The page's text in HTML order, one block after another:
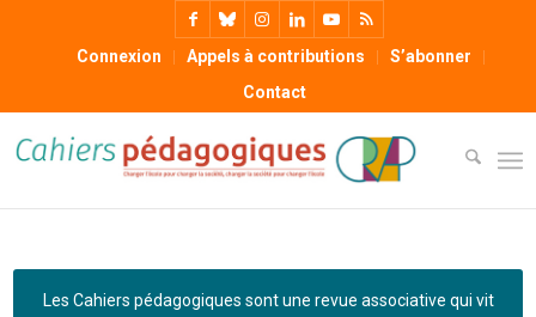
Connexion Appels à contributions
S’abonner
Contact
Les Cahiers pédagogiques sont une revue associative qui vit